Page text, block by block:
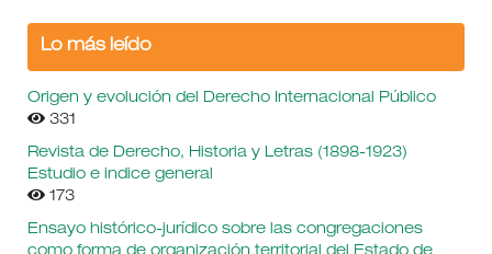
Lo más leído
Origen y evolución del Derecho Internacional Público
331
Revista de Derecho, Historia y Letras (1898-1923)
Estudio e indice general
173
Ensayo histórico-jurídico sobre las congregaciones